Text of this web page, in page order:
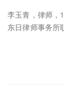
李玉青，律师
东日律师事务所